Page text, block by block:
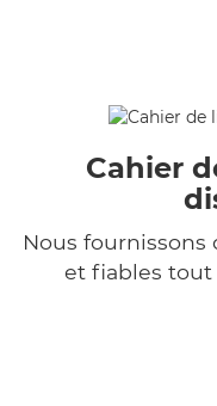
Cahier
Nous
et fiables tout